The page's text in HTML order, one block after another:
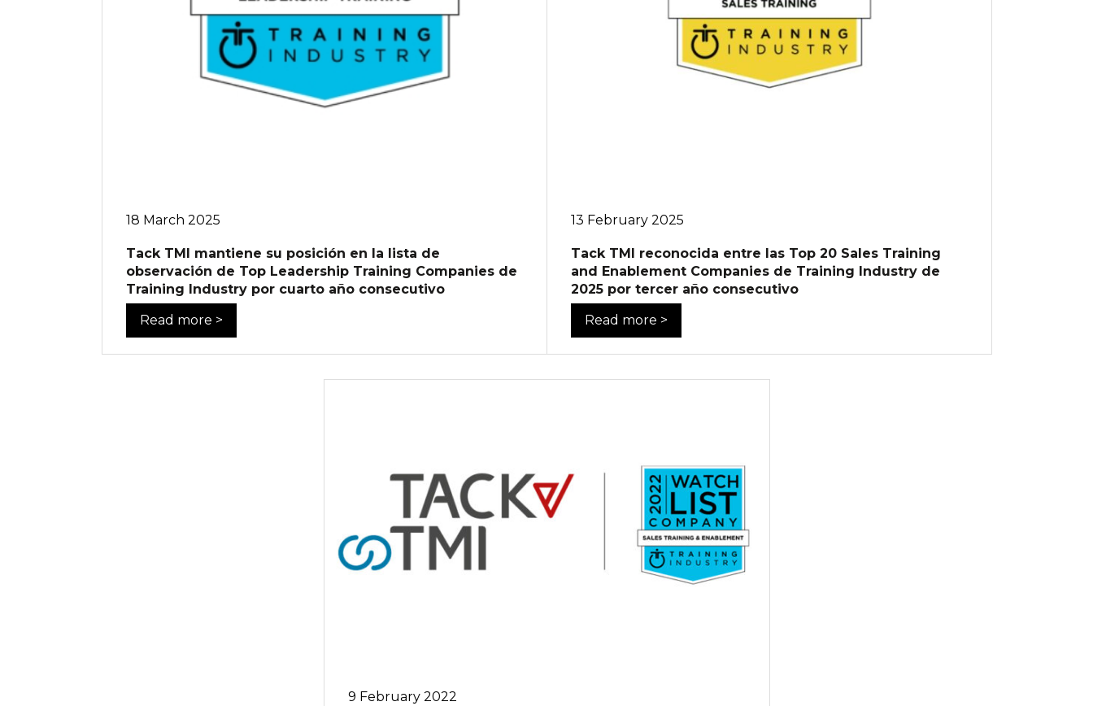
18 March 2025
Tack TMI mantiene su posición en la lista de
observación de Top Leadership Training Companies de
Training Industry por cuarto año consecutivo
Read more >
13 February 2025
Tack TMI reconocida entre las Top 20 Sales Training
and Enablement Companies de Training Industry de
2025 por tercer año consecutivo
Read more >
9 February 2022